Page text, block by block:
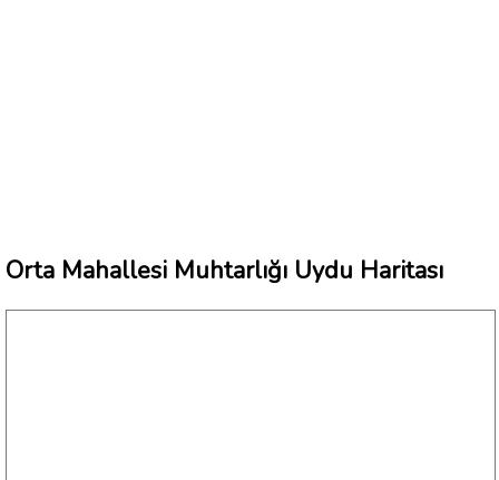
Orta Mahallesi Muhtarlığı Uydu Haritası